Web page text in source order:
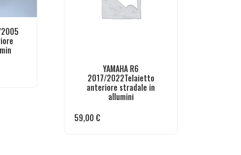
2005
YAMAHA R6
2017/2022Telaietto
anteriore stradale in
allumini
59,00 €